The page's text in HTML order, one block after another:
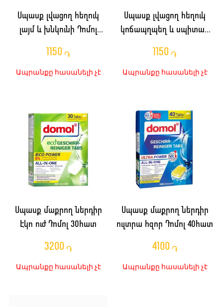
Սպասք լվացող հեղուկ
լայմ և խնկունի Դոմոլ
1150 ֏
Ապրանքը հասանելի չէ
Սպասք լվացող հեղուկ
կոճապղպեղ և սպիտակ
1150 ֏
Ապրանքը հասանելի չէ
Սպասք մաքրող ներդիր
Էկո ուժ Դոմոլ 30հատ
3200 ֏
Ապրանքը հասանելի չէ
Սպասք մաքրող ներդիր
ուլտրա հզոր Դոմոլ 40հատ
4100 ֏
Ապրանքը հասանելի չէ